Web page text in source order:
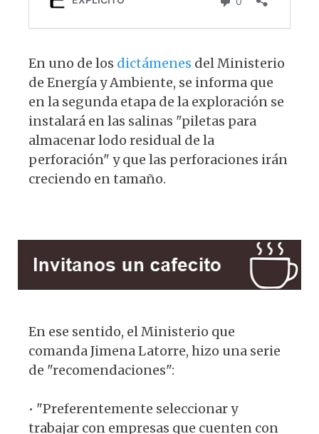
En uno de los dictámenes del Ministerio
de Energía y Ambiente, se informa que
en la segunda etapa de la exploración se
instalará en las salinas "piletas para
almacenar lodo residual de la
perforación" y que las perforaciones irán
creciendo en tamaño.
En ese sentido, el Ministerio que
comanda Jimena Latorre, hizo una serie
de "recomendaciones":
• "Preferentemente seleccionar y
trabajar con empresas que cuenten con